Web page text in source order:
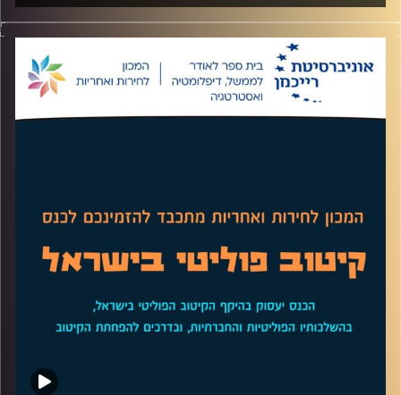
בשנים האחרונות הרבה מפעילותינו עברו למרחב הדיגיטלי, וכך
גם בעולם הפרסום והשיווק "שיווק דיגיטלי" הפך לטרנד החם
של התקופה. בפרק הזה התארח אופיר רייכמן מבית הספר
ליזמות, מומחה לאסטרטגיה, תוכן ושיווק ומרצה הקורס שיווק
דיגיטלי להסביר למה אין דבר כזה שיווק דיגטלי, מה השינויים
שעולם השיווק עובר ואיך מתבצע השיווק בעולם החדש.
לשיחה עם אופיר רייכמן על שיווק בתקציב מוגבל –לחצו כאן
לשיחה עם אופיר רייכמן על קמפיינים חברתיים –לחצו כאן